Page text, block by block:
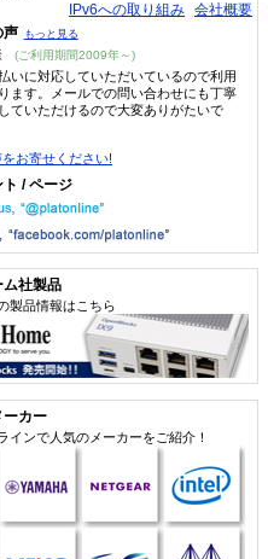
IPv6への取り組み 会社概要
声
もっと見る
(ご利用期間2009年～)
いに対応していただいているので利用
ます。メールでの問い合わせにも丁寧
ていただけるので大変ありがたいで
お寄せください!
/ ページ
ム社製品
製品情報はこちら
ーカー
インで人気のメーカーをご紹介！